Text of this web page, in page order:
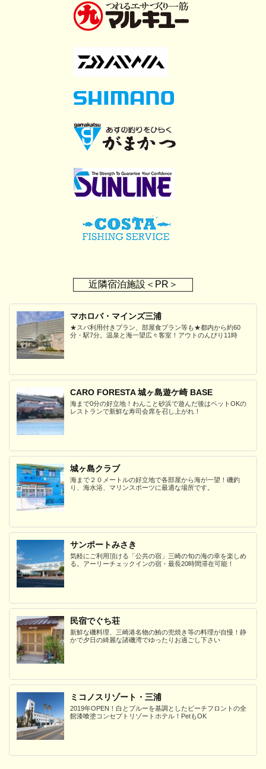
近隣宿泊施設＜PR＞
マホロバ・マインズ三浦
★スパ利用付きプラン、部屋食プラン等も★都内から約60
分・駅7分。温泉と海一望広々客室！アウトのんびり11時
CARO FORESTA 城ヶ島遊ケ崎 BASE
海まで0分の好立地！わんこと砂浜で遊んだ後はペットOKの
レストランで新鮮な寿司会席を召し上がれ！
城ヶ島クラブ
海まで２０メートルの好立地で各部屋から海が一望！磯釣
り、海水浴、マリンスポーツに最適な場所です。
サンポートみさき
気軽にご利用頂ける「公共の宿」三崎の旬の海の幸を楽しめ
る。アーリーチェックインの宿・最長20時間滞在可能！
民宿でぐち荘
新鮮な磯料理、三崎港名物の鮪の兜焼き等の料理が自慢！静
かで夕日の綺麗な諸磯湾でゆったりお過ごし下さい
ミコノスリゾート・三浦
2019年OPEN！白とブルーを基調としたビーチフロントの全
館漆喰塗コンセプトリゾートホテル！PetもOK